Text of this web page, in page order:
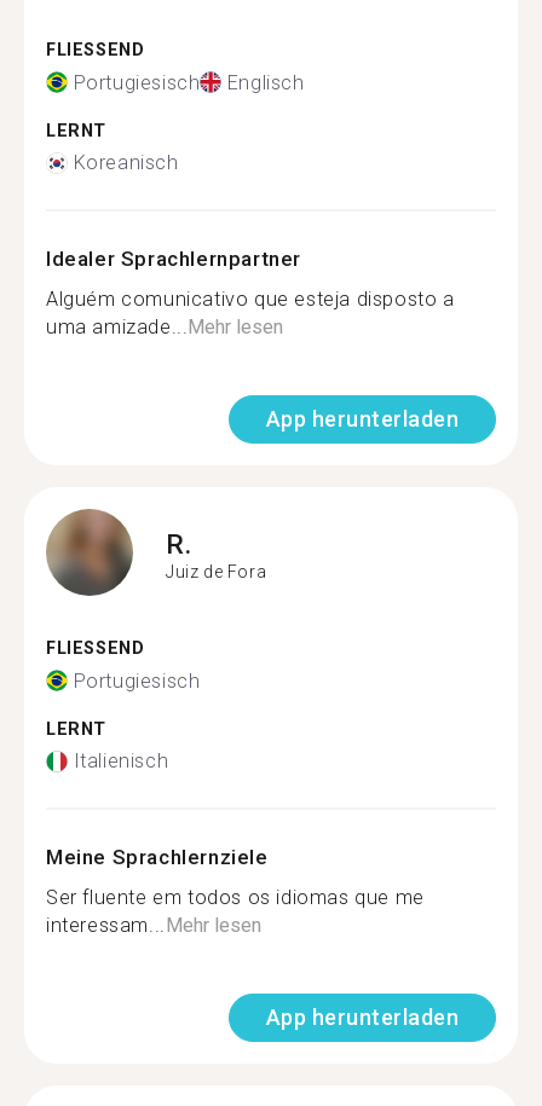
FLIESSEND
Portugiesisch Englisch
LERNT
Koreanisch
Idealer Sprachlernpartner
Alguém comunicativo que esteja disposto a
uma amizade...Mehr lesen
App herunterladen
R.
Juiz de Fora
FLIESSEND
Portugiesisch
LERNT
Italienisch
Meine Sprachlernziele
Ser fluente em todos os idiomas que me
interessam...Mehr lesen
App herunterladen